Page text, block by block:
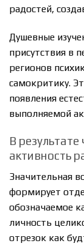
радостей,
Душевные
присутствия в
регионов
самокритику.
появления
выполняемой
В
активность
Значительная
формирует
обозначаемое
личность
отрезок как